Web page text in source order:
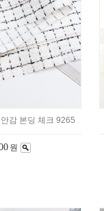
감 본딩 체크 9265
원